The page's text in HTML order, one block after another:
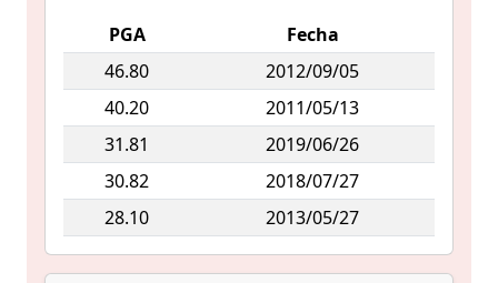
PGA
Fecha
46.80
2012/09/05
40.20
2011/05/13
31.81
2019/06/26
30.82
2018/07/27
28.10
2013/05/27